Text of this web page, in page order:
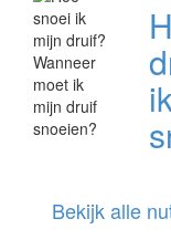
Bekijk alle